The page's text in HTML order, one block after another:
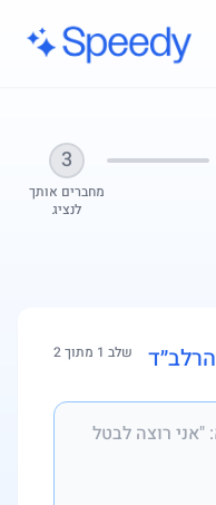
3
מחברים אותך
לנציג
הרלב״ד שלב 1 מתוך 2